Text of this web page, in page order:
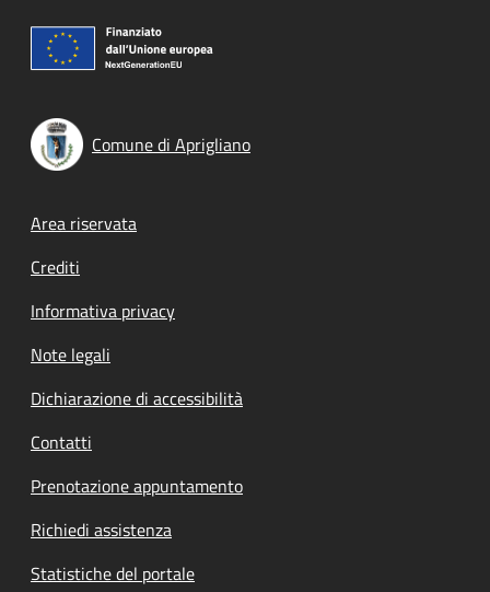
Comune di Aprigliano
Footer menu
Area riservata
Crediti
Informativa privacy
Note legali
Dichiarazione di accessibilità
Contatti
Prenotazione appuntamento
Richiedi assistenza
Statistiche del portale